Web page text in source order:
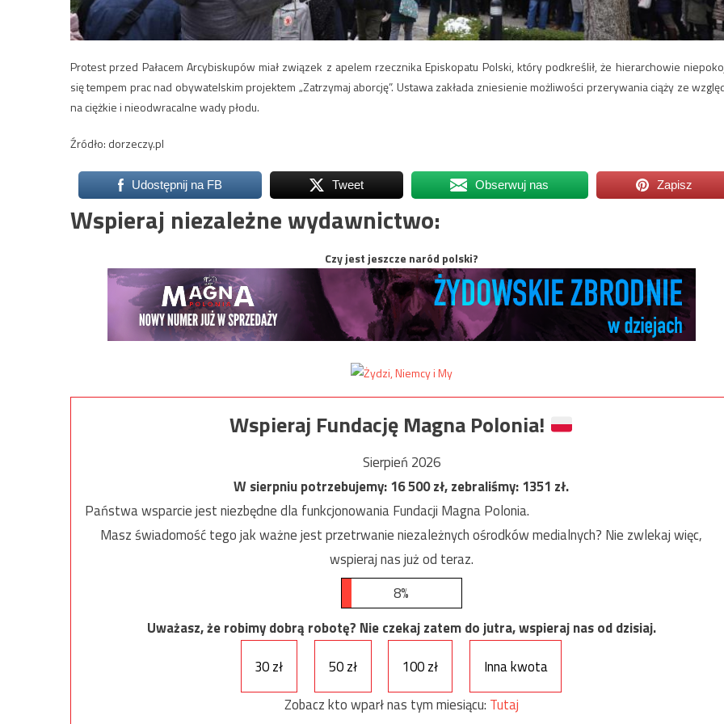
Protest przed Pałacem Arcybiskupów miał związek z apelem rzecznika Episkopatu Polski, który podkreślił, że hierarchowie
się tempem prac nad obywatelskim projektem „Zatrzymaj aborcję”. Ustawa zakłada zniesienie możliwości przerywania ciąży ze
na ciężkie i nieodwracalne wady płodu.
Źródło: dorzeczy.pl
Udostępnij na FB Tweet Obserwuj nas Zapisz
Wspieraj niezależne wydawnictwo:
Czy jest jeszcze naród polski?
Wspieraj Fundację Magna Polonia!
Sierpień 2026
W sierpniu potrzebujemy:16 500zł, zebraliśmy:1351 zł.
Państwa wsparcie jest niezbędne dla funkcjonowania Fundacji Magna Polonia.
Masz świadomość tego jak ważne jest przetrwanie niezależnych ośrodków medialnych? Nie zwlekaj więc,
wspieraj nas już od teraz.
8%
Uważasz, że robimy dobrą robotę? Nie czekaj zatem do jutra, wspieraj nas od dzisiaj.
30 zł
50 zł 100 zł
Inna kwota
Zobacz kto wparł nas tym miesiącu: Tutaj